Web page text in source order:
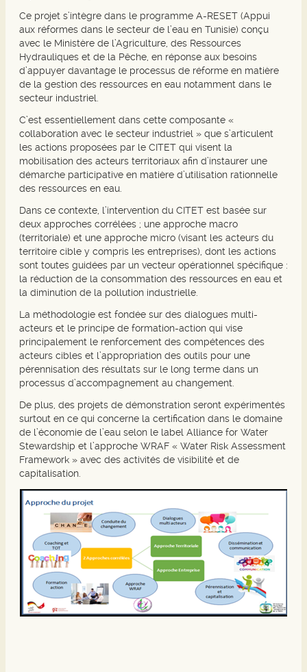
Ce projet s’intègre dans le programme A-RESET (Appui
aux réformes dans le secteur de l’eau en Tunisie) conçu
avec le Ministère de l’Agriculture, des Ressources
Hydrauliques et de la Pêche, en réponse aux besoins
d’appuyer davantage le processus de réforme en matière
de la gestion des ressources en eau notamment dans le
secteur industriel.
C’est essentiellement dans cette composante «
collaboration avec le secteur industriel » que s’articulent
les actions proposées par le CITET qui visent la
mobilisation des acteurs territoriaux afin d’instaurer une
démarche participative en matière d’utilisation rationnelle
des ressources en eau.
Dans ce contexte, l’intervention du CITET est basée sur
deux approches corrélées ; une approche macro
(territoriale) et une approche micro (visant les acteurs du
territoire cible y compris les entreprises), dont les actions
sont toutes guidées par un vecteur opérationnel spécifique :
la réduction de la consommation des ressources en eau et
la diminution de la pollution industrielle.
La méthodologie est fondée sur des dialogues multi-
acteurs et le principe de formation-action qui vise
principalement le renforcement des compétences des
acteurs cibles et l’appropriation des outils pour une
pérennisation des résultats sur le long terme dans un
processus d’accompagnement au changement.
De plus, des projets de démonstration seront expérimentés
surtout en ce qui concerne la certification dans le domaine
de l’économie de l’eau selon le label Alliance for Water
Stewardship et l’approche WRAF « Water Risk Assessment
Framework » avec des activités de visibilité et de
capitalisation.